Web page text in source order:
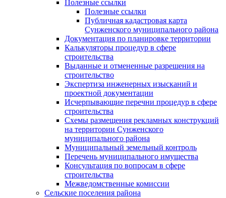
Полезные ссылки
Полезные ссылки
Публичная кадастровая карта
Сунженского муниципального района
Документация по планировке территории
Калькуляторы процедур в сфере
строительства
Выданные и отмененные разрешения на
строительство
Экспертиза инженерных изысканий и
проектной документации
Исчерпывающие перечни процедур в сфере
строительства
Схемы размещения рекламных конструкций
на территории Сунженского
муниципального района
Муниципальный земельный контроль
Перечень муниципального имущества
Консультация по вопросам в сфере
строительства
Межведомственные комиссии
Сельские поселения района